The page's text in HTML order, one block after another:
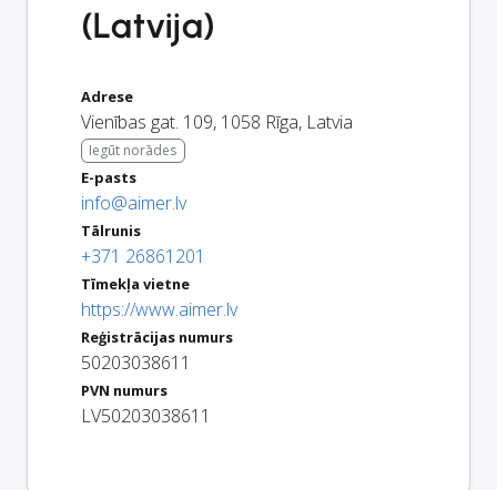
(Latvija)
Adrese
Vienības gat. 109, 1058 Rīga, Latvia
Iegūt norādes
E-pasts
info@aimer.lv
Tālrunis
+371 26861201
Tīmekļa vietne
https://www.aimer.lv
Reģistrācijas numurs
50203038611
PVN numurs
LV50203038611